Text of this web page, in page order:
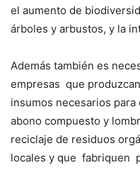
el aumento de
árboles y arbustos, y la
Además también es
empresas que
insumos necesarios
abono compuesto y
reciclaje de residuos
locales y que fabriquen